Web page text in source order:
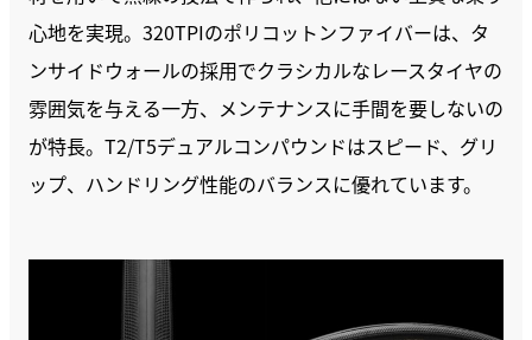
心地を実現。320TPIのポリコットンファイバーは、タ
ンサイドウォールの採用でクラシカルなレースタイヤの
雰囲気を与える一方、メンテナンスに手間を要しないの
が特長。T2/T5デュアルコンパウンドはスピード、グリ
ップ、ハンドリング性能のバランスに優れています。